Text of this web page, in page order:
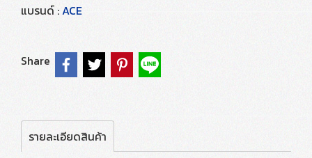
แบรนด์ :ACE
Share
รายละเอียดสินค้า